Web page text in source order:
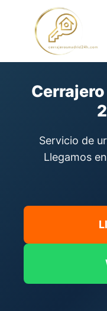
Cerrajero en
Servicio de
Llegamos